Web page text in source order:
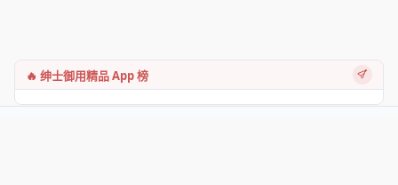
🔥 绅士御用精品 App 榜